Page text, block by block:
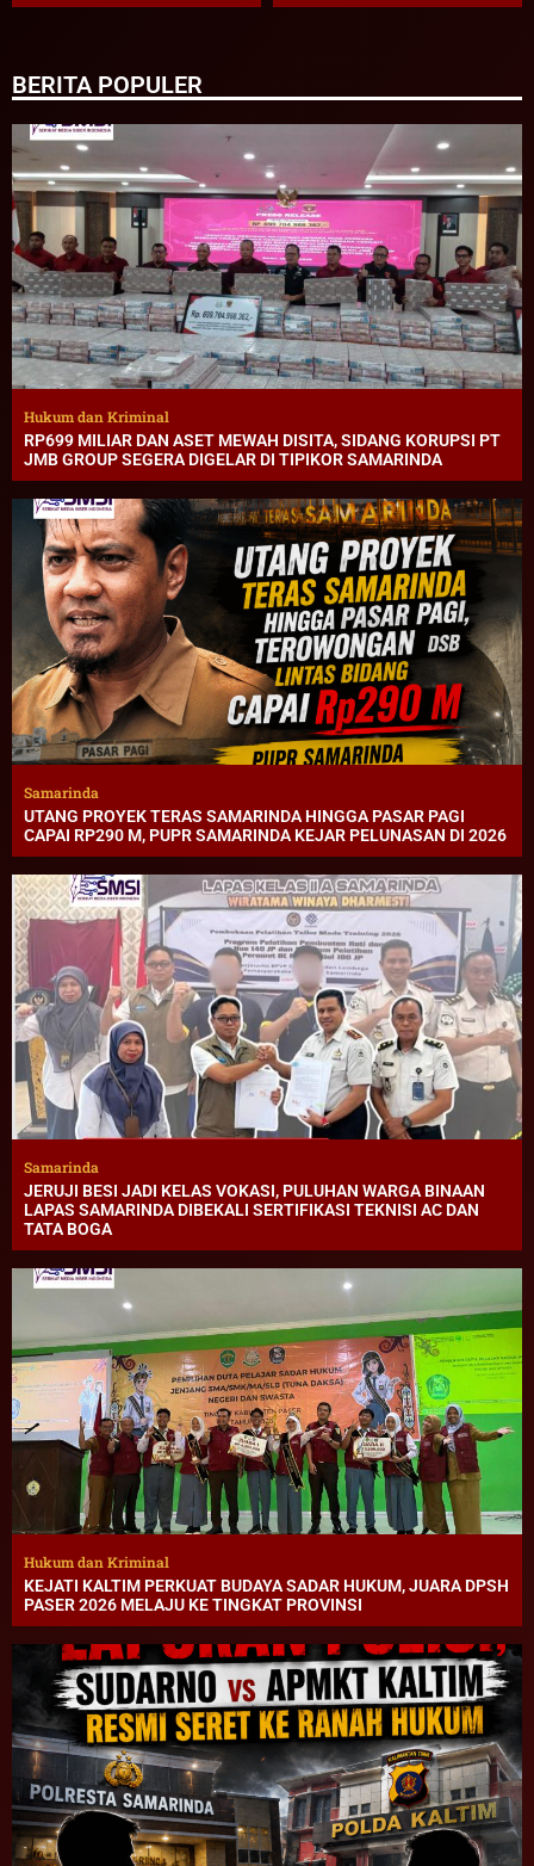
BERITA POPULER
Hukum dan Kriminal
RP699 MILIAR DAN ASET MEWAH DISITA, SIDANG KORUPSI PT
JMB GROUP SEGERA DIGELAR DI TIPIKOR SAMARINDA
Samarinda
UTANG PROYEK TERAS SAMARINDA HINGGA PASAR PAGI
CAPAI RP290 M, PUPR SAMARINDA KEJAR PELUNASAN DI 2026
Samarinda
JERUJI BESI JADI KELAS VOKASI, PULUHAN WARGA BINAAN
LAPAS SAMARINDA DIBEKALI SERTIFIKASI TEKNISI AC DAN
TATA BOGA
Hukum dan Kriminal
KEJATI KALTIM PERKUAT BUDAYA SADAR HUKUM, JUARA DPSH
PASER 2026 MELAJU KE TINGKAT PROVINSI